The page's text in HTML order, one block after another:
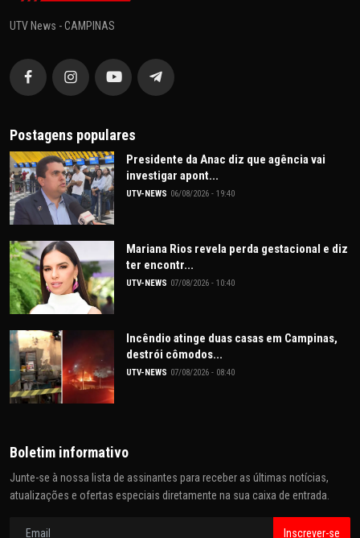
UTV News - CAMPINAS
Postagens populares
Presidente da Anac diz que agência vai
investigar apont...
UTV-NEWS 06/08/2026 - 19:40
Mariana Rios revela perda gestacional e diz
ter encontr...
UTV-NEWS 07/08/2026 - 10:40
Incêndio atinge duas casas em Campinas,
destrói cômodos...
UTV-NEWS 07/08/2026 - 08:40
Boletim informativo
Junte-se à nossa lista de assinantes para receber as últimas notícias,
atualizações e ofertas especiais diretamente na sua caixa de entrada.
Inscrever-se